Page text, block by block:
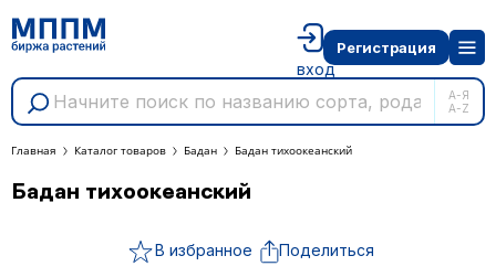
А-Я
A-Z
вход
Регистрация
Главная Каталог товаров Бадан Бадан тихоокеанский
Бадан тихоокеанский
В избранное Поделиться